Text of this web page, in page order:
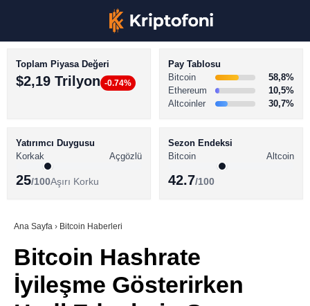
TikTok
BİTCOİN HABERLERİ
ALTCOİN HABERLERİ
SÖZLÜK
Toplam Piyasa Değeri
$2,19 Trilyon -0.74%
Pay Tablosu
Bitcoin
58,8%
Ethereum
10,5%
Altcoinler
30,7%
Yatırımcı Duygusu
Korkak
Açgözlü
25/100Aşırı Korku
Sezon Endeksi
Bitcoin
Altcoin
42.7/100
Ana Sayfa › Bitcoin Haberleri
Bitcoin Hashrate
İyileşme Gösterirken